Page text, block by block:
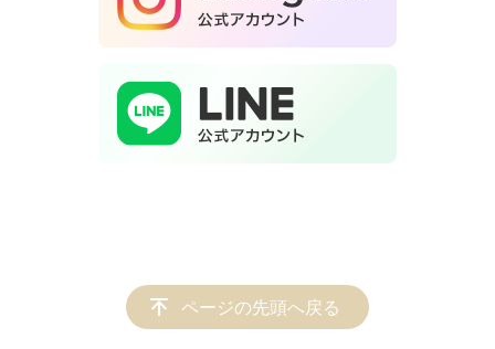
ページの先頭へ戻る